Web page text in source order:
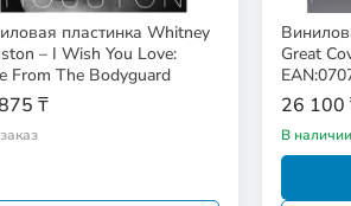
пластинка Whitney
– I Wish You Love:
From The Bodyguard
₸
Great
26 100
В наличии